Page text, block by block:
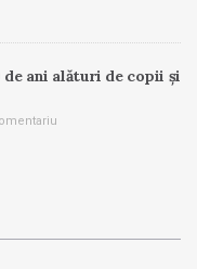
ani alături de copii și